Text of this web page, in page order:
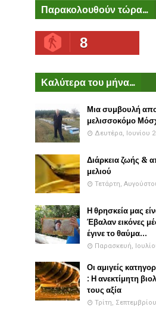
Παρακολουθούν τώρα...
8
Καλύτερα του μήνα...
Μια συμβουλή
μελισσοκόμο
Δευτέρα, Ιουνίου
Διάρκεια ζωής &
μελιού
Τετάρτη,
Η θρησκεία μας
Έβαλαν εικόνες
έγινε το θαύμα...
Παρασκευή,
Οι αμιγείς
: Η ανεκτίμητη
τους αξία
Τρίτη,